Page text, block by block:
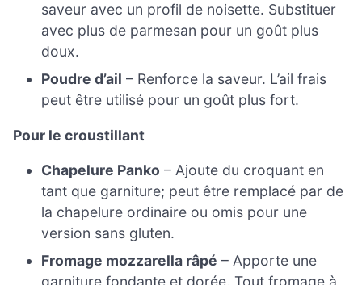
saveur avec un profil de noisette. Substituer
avec plus de parmesan pour un goût plus
doux.
Poudre d’ail – Renforce la saveur. L’ail frais
peut être utilisé pour un goût plus fort.
Pour le croustillant
Chapelure Panko – Ajoute du croquant en
tant que garniture; peut être remplacé par de
la chapelure ordinaire ou omis pour une
version sans gluten.
Fromage mozzarella râpé – Apporte une